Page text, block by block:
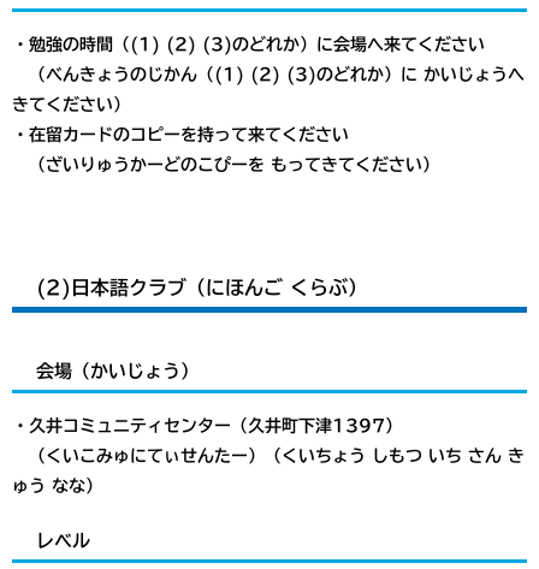
・勉強の時間（(1) (2) (3)のどれか）に会場へ来てください
（べんきょうのじかん（(1) (2) (3)のどれか）に かいじょうへ
きてください）
・在留カードのコピーを持って来てください
（ざいりゅうかーどのこぴーを もってきてください）
(2)日本語クラブ（にほんご くらぶ）
会場（かいじょう）
・久井コミュニティセンター（久井町下津1397）
（くいこみゅにてぃせんたー）（くいちょう しもつ いち さん き
ゅう なな）
レベル